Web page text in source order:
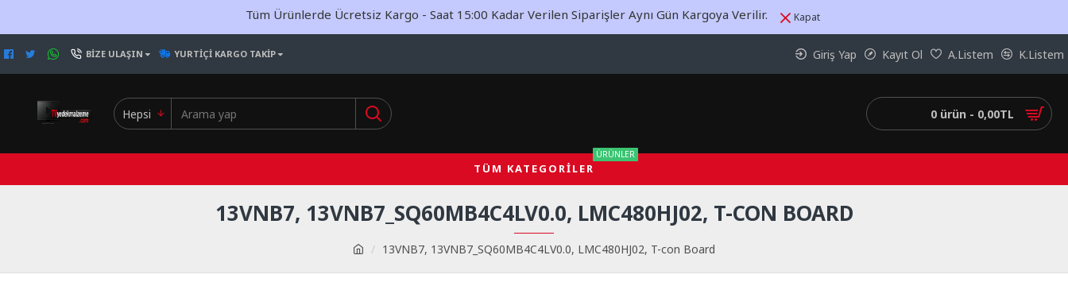
Tüm Ürünlerde Ücretsiz Kargo - Saat 15:00 Kadar Verilen Siparişler Aynı Gün Kargoya Verilir. Kapat
BIZE ULAŞIN YURTIÇI KARGO TAKIP Giriş Yap Kayıt Ol A.Listem K.Listem
Hepsi 0 ürün - 0,00TL
TÜM KATEGORILER
ÜRÜNLER
13VNB7, 13VNB7_SQ60MB4C4LV0.0, LMC480HJ02, T-con Board
13VNB7, 13VNB7_SQ60MB4C4LV0.0, LMC480HJ02, T-CON BOARD